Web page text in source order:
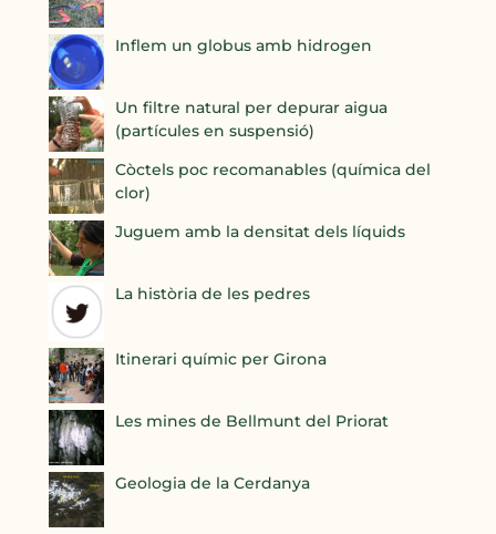
Inflem un globus amb hidrogen
Un filtre natural per depurar aigua
(partícules en suspensió)
Còctels poc recomanables (química del
clor)
Juguem amb la densitat dels líquids
La història de les pedres
Itinerari químic per Girona
Les mines de Bellmunt del Priorat
Geologia de la Cerdanya